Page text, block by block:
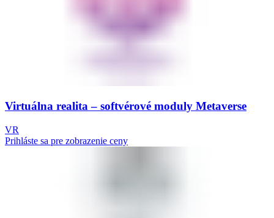
Virtuálna realita – softvérové moduly Metaverse
VR
Prihláste sa pre zobrazenie ceny